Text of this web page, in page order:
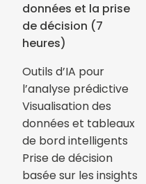
données et la prise
de décision (7
heures)
Outils d’IA pour
l’analyse prédictive
Visualisation des
données et tableaux
de bord intelligents
Prise de décision
basée sur les insights